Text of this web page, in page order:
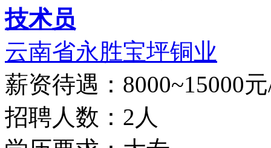
技术员
云南省永胜宝坪铜业
薪资待遇：8000~15000
招聘人数：2人